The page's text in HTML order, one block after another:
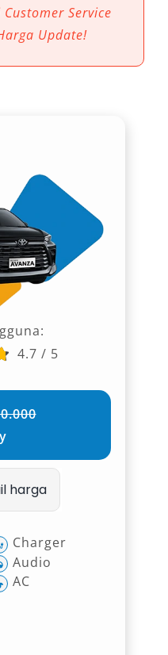
Service
Update!
4.7 / 5
harga
Charger
Audio
AC